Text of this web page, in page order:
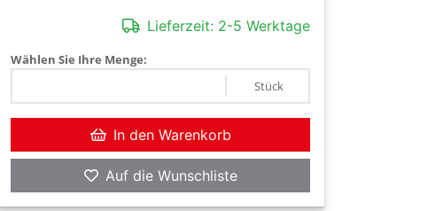
Lieferzeit: 2-5 Werktage
Wählen Sie Ihre Menge:
Stück
In den Warenkorb
Auf die Wunschliste